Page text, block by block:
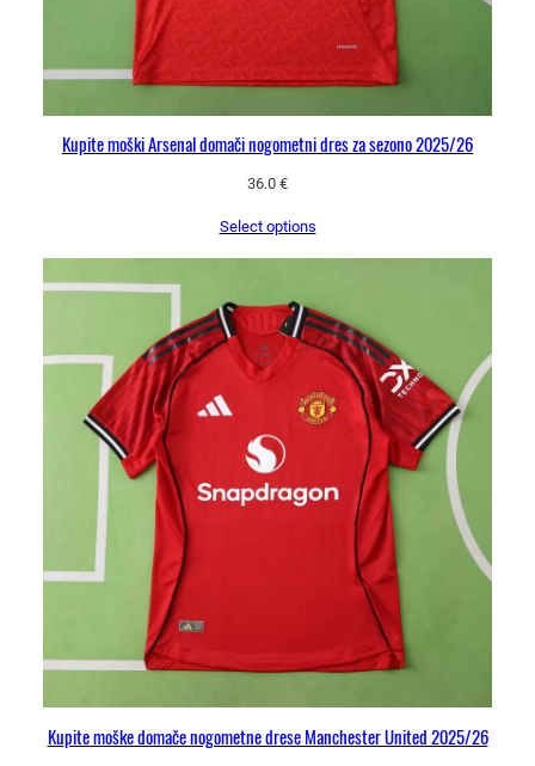
Kupite moški Arsenal domači nogometni dres za sezono 2025/26
36.0 €
Select options
Kupite moške domače nogometne drese Manchester United 2025/26